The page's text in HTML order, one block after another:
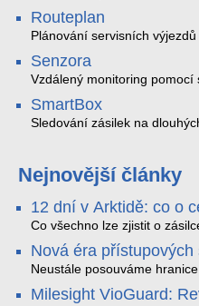
Routeplan
Plánování servisních výjezdů
Senzora
Vzdálený monitoring pomocí
SmartBox
Sledování zásilek na
Nejnovější články
12 dní v Arktidě: co o
data ze SMARTBOX 2
Co všechno lze zjistit o
projede Arktidou?
Tromsø přes Lofoty, Kirunu
Nordkapp. Bez jediného
otřesy i náklon. Výsledkem
Nová éra
Signo
Neustále posouváme
v oblasti kontroly přístupu –
Milesight VioGuard: